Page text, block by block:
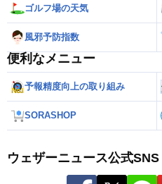
ゴルフ場の天気
風邪予防指数
便利なメニュー
予報精度向上の取り組み
SORASHOP
ウェザーニュース公式SNS